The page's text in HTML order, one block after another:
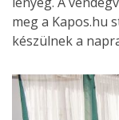
meg a Kapos.hu
készülnek a